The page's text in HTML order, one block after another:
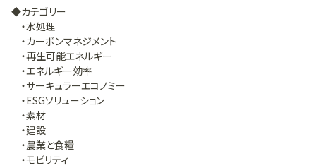
◆カテゴリー
・水処理
・カーボンマネジメント
・再生可能エネルギー
・エネルギー効率
・サーキュラーエコノミー
・ESGソリューション
・素材
・建設
・農業と食糧
・モビリティ